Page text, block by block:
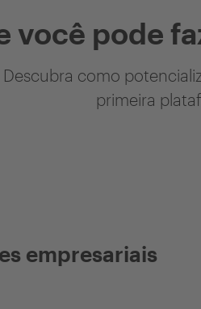
você pode
Descubra como
primeira
empresariais